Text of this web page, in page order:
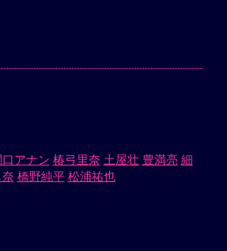
口アナン 椿弓里奈 土屋壮 豊満亮 細
橋野純平 松浦祐也